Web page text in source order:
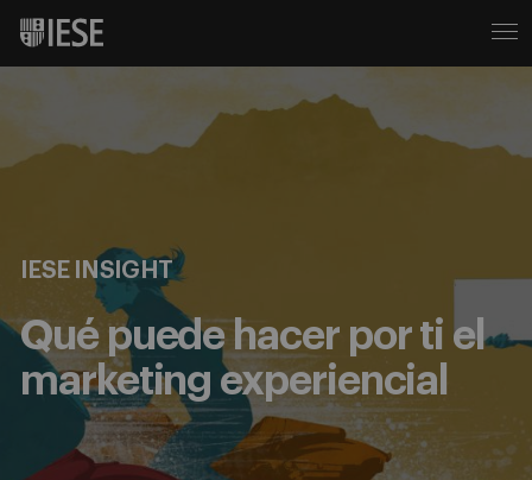
IESE INSIGHT
Qué puede hacer por ti el
marketing experiencial